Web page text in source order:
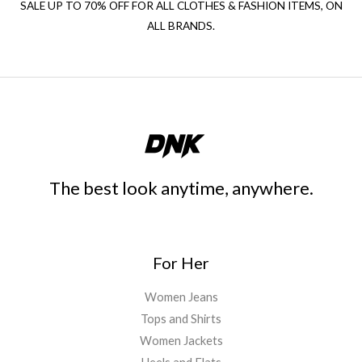
SALE UP TO 70% OFF FOR ALL CLOTHES & FASHION ITEMS, ON
ALL BRANDS.
The best look anytime, anywhere.
For Her
Women Jeans
Tops and Shirts
Women Jackets